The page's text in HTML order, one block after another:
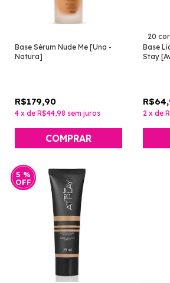
Base Sérum Nude Me [Una -
Natura]
R$179,90
4 x de R$44,98 sem juros
COMPRAR
20
Base
Stay
2 x de
5 %
OFF